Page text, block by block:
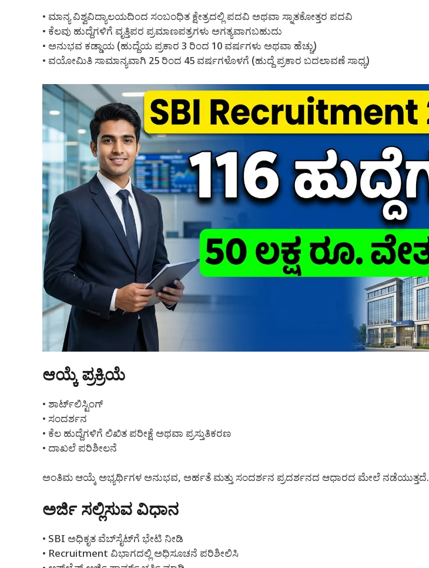
• ಮಾನ್ಯ ವಿಶ್ವವಿದ್ಯಾಲಯದಿಂದ ಸಂಬಂಧಿತ ಕ್ಷೇತ್ರದಲ್ಲಿ ಪದವಿ ಅಥವಾ ಸ್ನಾತಕೋತ್ತರ ಪದವಿ
• ಕೆಲವು ಹುದ್ದೆಗಳಿಗೆ ವೃತ್ತಿಪರ ಪ್ರಮಾಣಪತ್ರಗಳು ಅಗತ್ಯವಾಗಬಹುದು
• ಅನುಭವ ಕಡ್ಡಾಯ (ಹುದ್ದೆಯ ಪ್ರಕಾರ 3 ರಿಂದ 10 ವರ್ಷಗಳು ಅಥವಾ ಹೆಚ್ಚು)
• ವಯೋಮಿತಿ ಸಾಮಾನ್ಯವಾಗಿ 25 ರಿಂದ 45 ವರ್ಷಗಳೊಳಗೆ (ಹುದ್ದೆ ಪ್ರಕಾರ ಬದಲಾವಣೆ ಸಾಧ್ಯ)
ಆಯ್ಕೆ ಪ್ರಕ್ರಿಯೆ
• ಶಾರ್ಟ್‌ಲಿಸ್ಟಿಂಗ್
• ಸಂದರ್ಶನ
• ಕೆಲ ಹುದ್ದೆಗಳಿಗೆ ಲಿಖಿತ ಪರೀಕ್ಷೆ ಅಥವಾ ಪ್ರಸ್ತುತಿಕರಣ
• ದಾಖಲೆ ಪರಿಶೀಲನೆ
ಅಂತಿಮ ಆಯ್ಕೆ ಅಭ್ಯರ್ಥಿಗಳ ಅನುಭವ, ಅರ್ಹತೆ ಮತ್ತು ಸಂದರ್ಶನ ಪ್ರದರ್ಶನದ ಆಧಾರದ ಮೇಲೆ ನಡೆಯುತ್ತದೆ.
ಅರ್ಜಿ ಸಲ್ಲಿಸುವ ವಿಧಾನ
• SBI ಅಧಿಕೃತ ವೆಬ್‌ಸೈಟ್‌ಗೆ ಭೇಟಿ ನೀಡಿ
• Recruitment ವಿಭಾಗದಲ್ಲಿ ಅಧಿಸೂಚನೆ ಪರಿಶೀಲಿಸಿ